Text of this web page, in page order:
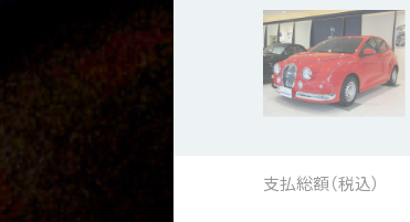
支払総額（税込）